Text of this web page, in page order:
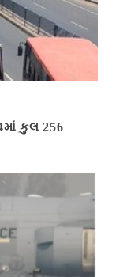
કુલ 256